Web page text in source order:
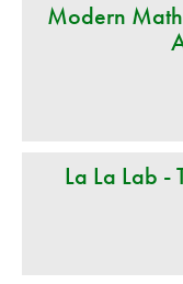
Modern
La La Lab -